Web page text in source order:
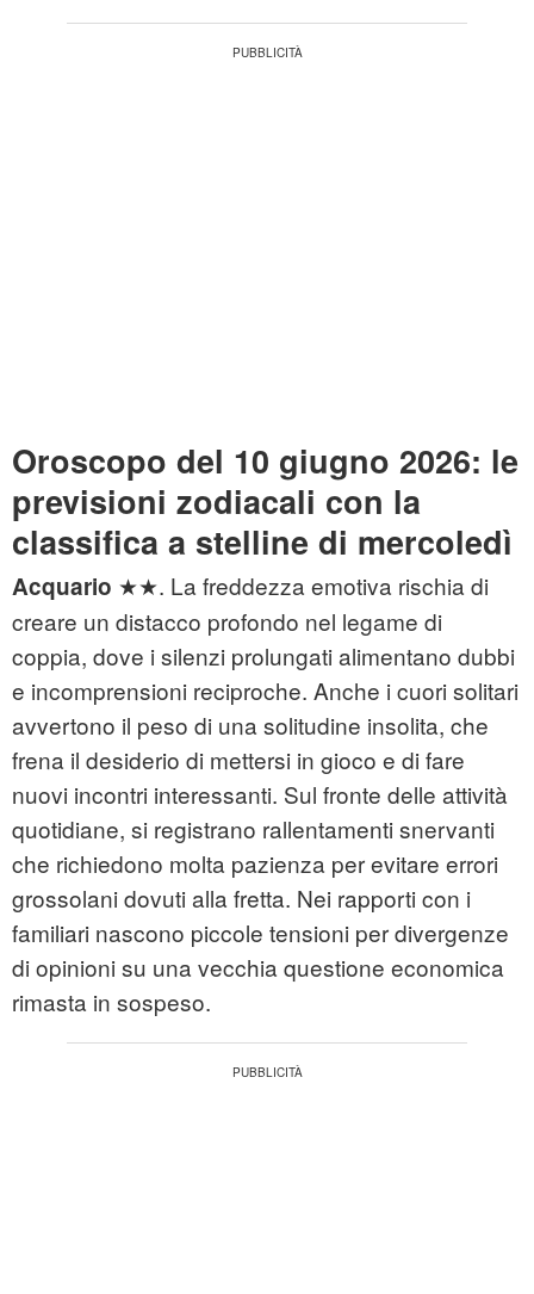
Oroscopo del 10 giugno 2026: le
previsioni zodiacali con la
classifica a stelline di mercoledì
Acquario ★★. La freddezza emotiva rischia di
creare un distacco profondo nel legame di
coppia, dove i silenzi prolungati alimentano dubbi
e incomprensioni reciproche. Anche i cuori solitari
avvertono il peso di una solitudine insolita, che
frena il desiderio di mettersi in gioco e di fare
nuovi incontri interessanti. Sul fronte delle attività
quotidiane, si registrano rallentamenti snervanti
che richiedono molta pazienza per evitare errori
grossolani dovuti alla fretta. Nei rapporti con i
familiari nascono piccole tensioni per divergenze
di opinioni su una vecchia questione economica
rimasta in sospeso.